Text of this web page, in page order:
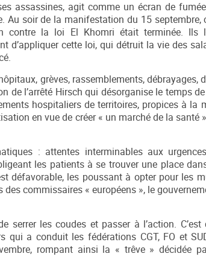
assassines, agit comme un écran de
Au soir de la manifestation du 15 septembre,
contre la loi El Khomri était terminée. Ils
d’appliquer cette loi, qui détruit la vie des
grèves, rassemblements, débrayages,
de l’arrêté Hirsch qui désorganise le temps
hospitaliers de territoires, propices à la
en vue de créer « un marché de la santé
: attentes interminables aux
les patients à se trouver une place
défavorable, les poussant à opter pour les
commissaires « européens », le
serrer les coudes et passer à l’action.
a conduit les fédérations CGT, FO et
rompant ainsi la « trêve » décidée